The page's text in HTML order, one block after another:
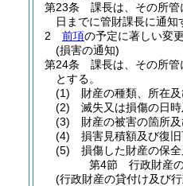
第23条
課長は、その所
日までに管財課長に通知
2
前項の予定に著しい変
(損害の通知)
第24条
課長は、その所
とする。
(1)
財産の種類、所在
(2)
滅失又は損傷の日
(3)
財産の被害の箇所
(4)
損害見積額及び復
(5)
損傷した財産の保
第4節
行政財産
(行政財産の貸付け及び